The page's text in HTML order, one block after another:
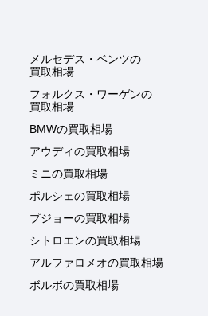
メルセデス・ベンツの
買取相場
フォルクス・ワーゲンの
買取相場
BMWの買取相場
アウディの買取相場
ミニの買取相場
ポルシェの買取相場
プジョーの買取相場
シトロエンの買取相場
アルファロメオの買取相場
ボルボの買取相場